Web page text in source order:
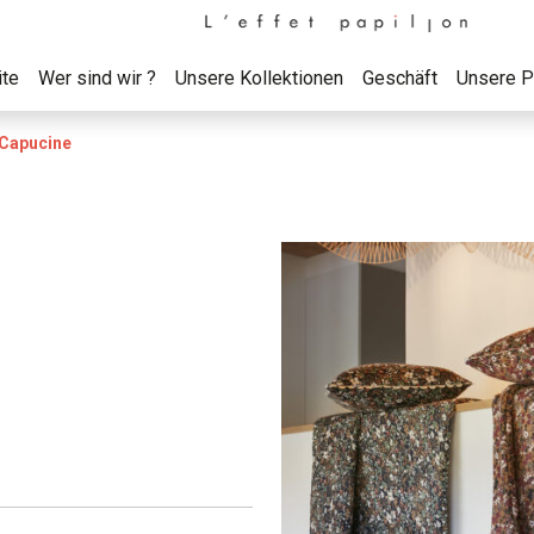
Wer sind wir ? Unsere Kollektionen Geschäft Unsere